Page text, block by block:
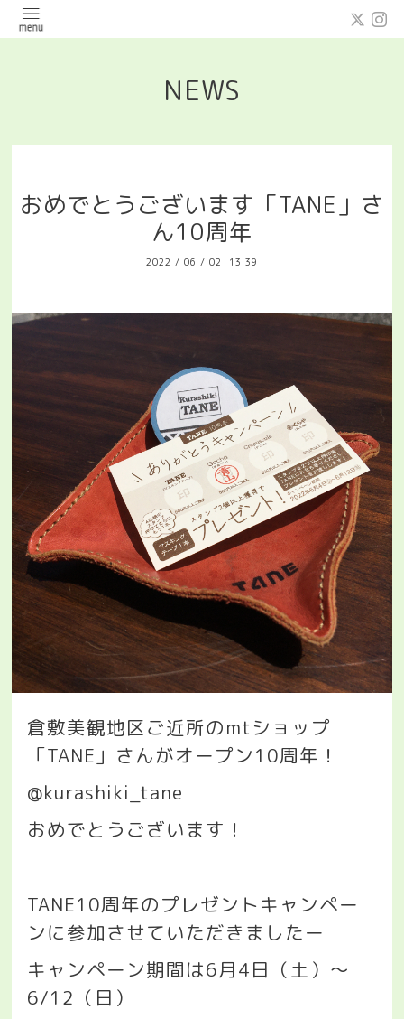
NEWS
おめでとうございます「TANE」さ
ん10周年
2022 / 06 / 02 13:39
倉敷美観地区ご近所のmtショップ
「TANE 」さんがオープン10周年！
@kurashiki_tane
おめでとうございます！
TANE10周年のプレゼントキャンペー
ンに参加させていただきましたー
キャンペーン期間は6月4日（土）〜
6/12 （日）